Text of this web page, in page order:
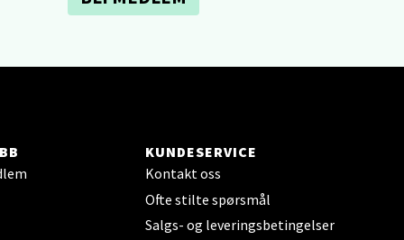
KUNDESERVICE
Kontakt oss
Ofte stilte spørsmål
Salgs- og leveringsbetingelser